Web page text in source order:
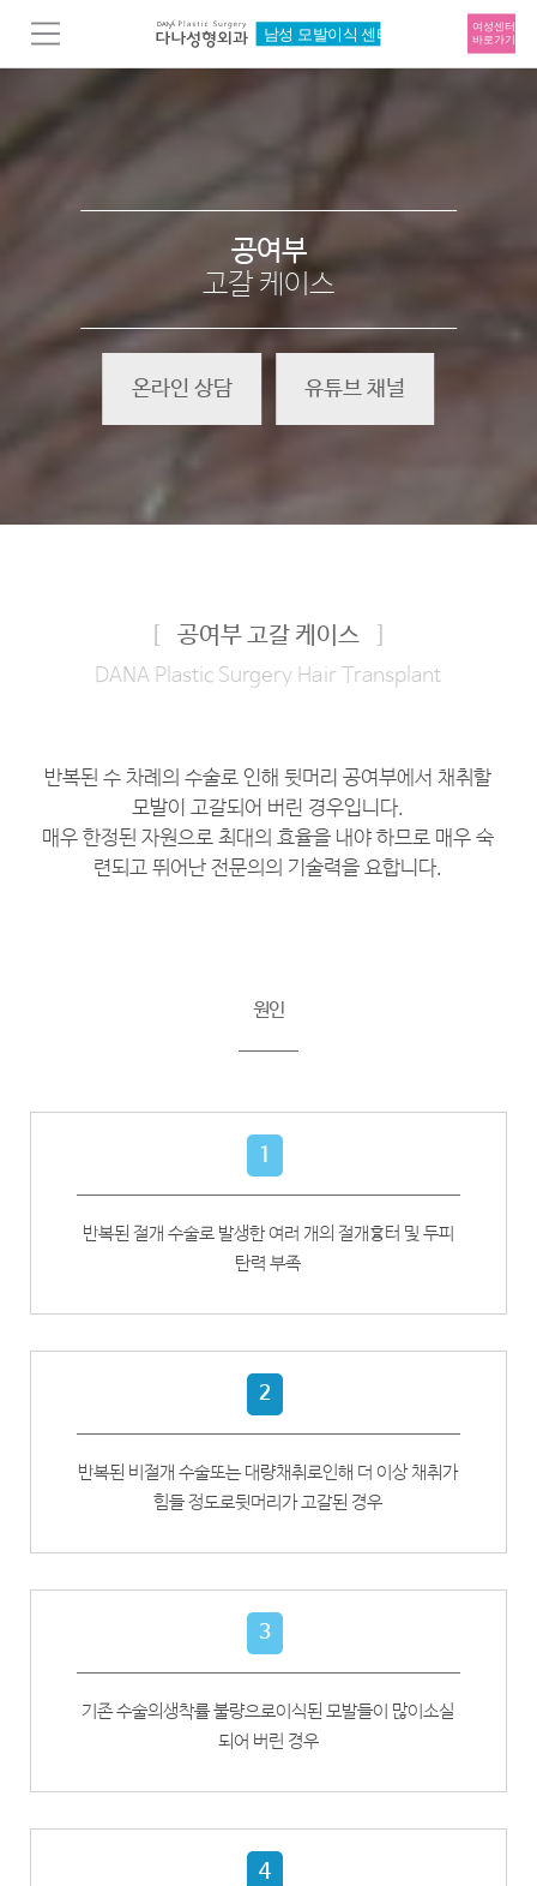
공여부
고갈 케이스
온라인 상담 유튜브 채널
공여부 고갈 케이스
DANA Plastic Surgery Hair Transplant
반복된 수 차례의 수술로 인해 뒷머리 공여부에서 채취할
모발이 고갈되어 버린 경우입니다.
매우 한정된 자원으로 최대의 효율을 내야 하므로 매우 숙
련되고 뛰어난 전문의의 기술력을 요합니다.
원인
1
반복된 절개 수술로발생한 여러 개의 절개흉터 및 두피
탄력 부족
2
반복된 비절개 수술또는 대량채취로인해 더 이상 채취가
힘들 정도로뒷머리가 고갈된 경우
3
기존 수술의생착률 불량으로이식된 모발들이 많이소실
되어 버린 경우
4